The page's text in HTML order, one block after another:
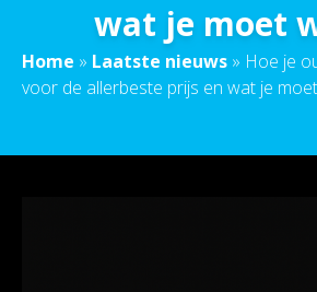
wat je moet
Home » Laatste nieuws » Hoe je
voor de allerbeste prijs en wat je